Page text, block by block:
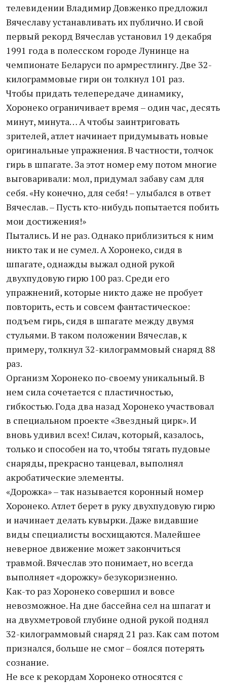
телевидении Владимир Довженко предложил
Вячеславу устанавливать их публично. И свой
первый рекорд Вячеслав установил 19 декабря
1991 года в полесском городе Лунинце на
чемпионате Беларуси по армрестлингу. Две 32-
килограммовые гири он толкнул 101 раз.
Чтобы придать телепередаче динамику,
Хоронеко ограничивает время – один час, десять
минут, минута… А чтобы заинтриговать
зрителей, атлет начинает придумывать новые
оригинальные упражнения. В частности, толчок
гирь в шпагате. За этот номер ему потом многие
выговаривали: мол, придумал забаву сам для
себя. «Ну конечно, для себя! – улыбался в ответ
Вячеслав. – Пусть кто-нибудь попытается побить
мои достижения!»
Пытались. И не раз. Однако приблизиться к ним
никто так и не сумел. А Хоронеко, сидя в
шпагате, однажды выжал одной рукой
двухпудовую гирю 100 раз. Среди его
упражнений, которые никто даже не пробует
повторить, есть и совсем фантастическое:
подъем гирь, сидя в шпагате между двумя
стульями. В таком положении Вячеслав, к
примеру, толкнул 32-килограммовый снаряд 88
раз.
Организм Хоронеко по-своему уникальный. В
нем сила сочетается с пластичностью,
гибкостью. Года два назад Хоронеко участвовал
в специальном проекте «Звездный цирк». И
вновь удивил всех! Силач, который, казалось,
только и способен на то, чтобы тягать пудовые
снаряды, прекрасно танцевал, выполнял
акробатические элементы.
«Дорожка» – так называется коронный номер
Хоронеко. Атлет берет в руку двухпудовую гирю
и начинает делать кувырки. Даже видавшие
виды специалисты восхищаются. Малейшее
неверное движение может закончиться
травмой. Вячеслав это понимает, но всегда
выполняет «дорожку» безукоризненно.
Как-то раз Хоронеко совершил и вовсе
невозможное. На дне бассейна сел на шпагат и
на двухметровой глубине одной рукой поднял
32-килограммовый снаряд 21 раз. Как сам потом
признался, больше не смог – боялся потерять
сознание.
Не все к рекордам Хоронеко относятся с